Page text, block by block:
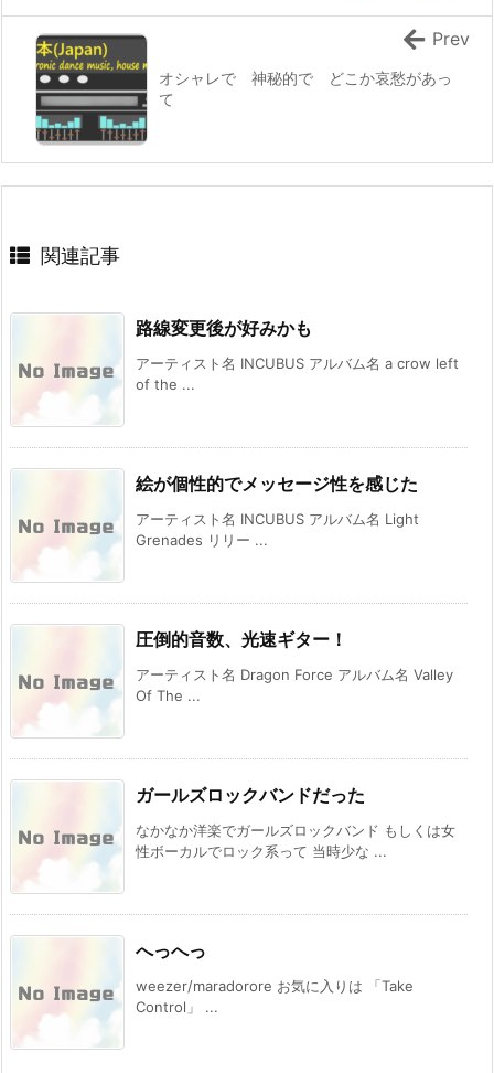
オシャレで 神秘的で どこか哀愁があっ
て
Prev
関連記事
路線変更後が好みかも
アーティスト名 INCUBUS アルバム名 a crow left
of the ...
絵が個性的でメッセージ性を感じた
アーティスト名 INCUBUS アルバム名 Light
Grenades リリー ...
圧倒的音数、光速ギター！
アーティスト名 Dragon Force アルバム名 Valley
Of The ...
ガールズロックバンドだった
なかなか洋楽でガールズロックバンド もしくは女
性ボーカルでロック系って 当時少な ...
へっへっ
weezer/maradorore お気に入りは 「Take
Control」 ...